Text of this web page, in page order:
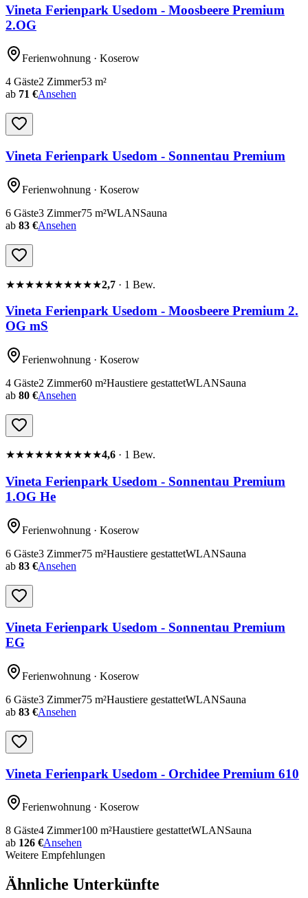
Vineta Ferienpark Usedom - Moosbeere Premium
2.OG
Ferienwohnung · Koserow
4 Gäste2 Zimmer53 m²
ab 71 €Ansehen
Vineta Ferienpark Usedom - Sonnentau Premium
Ferienwohnung · Koserow
6 Gäste3 Zimmer75 m²WLANSauna
ab 83 €Ansehen
★★★★★★★★★★2,7 · 1 Bew.
Vineta Ferienpark Usedom - Moosbeere Premium 2.
OG mS
Ferienwohnung · Koserow
4 Gäste2 Zimmer60 m²Haustiere gestattetWLANSauna
ab 80 €Ansehen
★★★★★★★★★★4,6 · 1 Bew.
Vineta Ferienpark Usedom - Sonnentau Premium
1.OG He
Ferienwohnung · Koserow
6 Gäste3 Zimmer75 m²Haustiere gestattetWLANSauna
ab 83 €Ansehen
Vineta Ferienpark Usedom - Sonnentau Premium
EG
Ferienwohnung · Koserow
6 Gäste3 Zimmer75 m²Haustiere gestattetWLANSauna
ab 83 €Ansehen
Vineta Ferienpark Usedom - Orchidee Premium 610
Ferienwohnung · Koserow
8 Gäste4 Zimmer100 m²Haustiere gestattetWLANSauna
ab 126 €Ansehen
Weitere Empfehlungen
Ähnliche Unterkünfte